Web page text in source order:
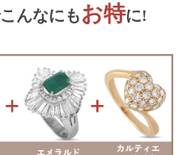
んなにもお特に!